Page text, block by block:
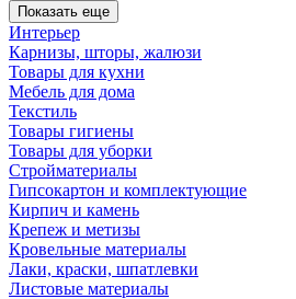
Показать еще
Интерьер
Карнизы, шторы, жалюзи
Товары для кухни
Мебель для дома
Текстиль
Товары гигиены
Товары для уборки
Стройматериалы
Гипсокартон и комплектующие
Кирпич и камень
Крепеж и метизы
Кровельные материалы
Лаки, краски, шпатлевки
Листовые материалы